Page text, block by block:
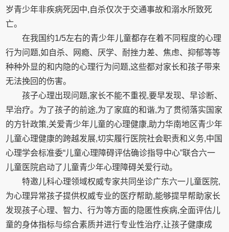
岁青少年非疾病死因中,自杀仅次于交通事故和溺水所致死
亡。
在我国约1/5左右的青少年儿童都存在着不同程度的心理
行为问题,如自杀、网瘾、厌学、耐挫力差、焦虑、抑郁等等
种种外显的和内隐的心理行为问题,这些都对家长和孩子带来
无法挽回的伤害。
孩子心理出现问题,家长不能不重视,要早发现、早诊断、
早治疗。为了孩子的前途,为了家庭的和谐,为了贯彻落实国家
的方针政策,关爱青少年儿童的心理健康,助力华南地区青少年
儿童心理健康的跨越发展,切实履行医院社会职责和义务,中国
心理学会标准委“儿童心理障碍评估确诊指导中心”联合六一
儿童医院启动了儿童青少年心理障碍关爱行动。
特邀儿科心理领域权威专家共同坐诊广东六一儿童医院,
为心理异常孩子提供权威专业的医疗帮助,能够提早帮助家长
发现孩子心理、智力、行为等方面的隐匿性疾病,全面评估儿
童的身体指标与综合素质并进行专业性治疗,让孩子健康成